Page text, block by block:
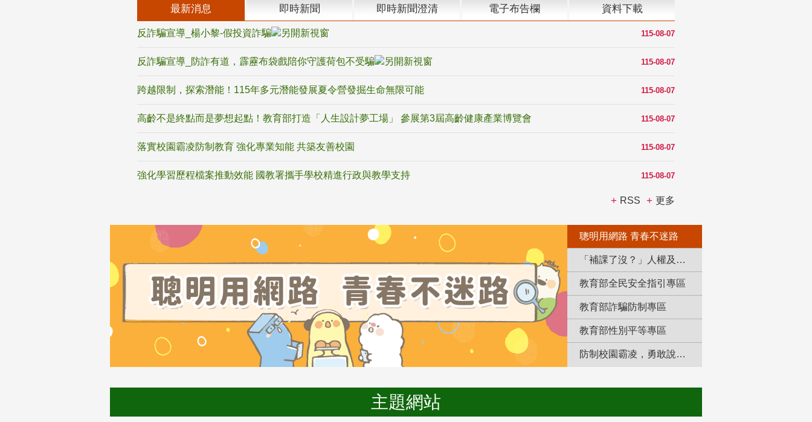
最新消息 即時新聞 即時新聞澄清 電子布告欄 資料下載
115-08-07
反詐騙宣導_楊小黎-假投資詐騙
115-08-07
反詐騙宣導_防詐有道，霹靂布袋戲陪你守護荷包不受騙
115-08-07
跨越限制，探索潛能！115年多元潛能發展夏令營發掘生命無限可能
115-08-07
高齡不是終點而是夢想起點！教育部打造「人生設計夢工場」 參展第3屆高齡健康產業博覽會
115-08-07
落實校園霸凌防制教育 強化專業知能 共築友善校園
115-08-07
強化學習歷程檔案推動效能 國教署攜手學校精進行政與教學支持
RSS 更多
聰明用網路 青春不迷路
「補課了沒？」人權及轉型正義教育專區
教育部全民安全指引專區
教育部詐騙防制專區
教育部性別平等專區
防制校園霸凌，勇敢說出來！
主題網站